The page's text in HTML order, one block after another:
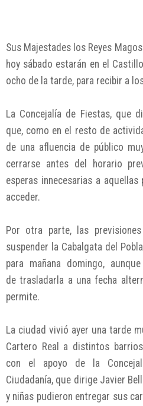
Sus Majestades los Reyes
hoy sábado estarán en el
ocho de la tarde, para recibir a
La Concejalía de Fiestas, que
que, como en el resto de
de una afluencia de público
cerrarse antes del horario
esperas innecesarias a
acceder.
Por otra parte, las
suspender la Cabalgata del
para mañana domingo,
de trasladarla a una fecha
permite.
La ciudad vivió ayer una tarde
Cartero Real a distintos
con el apoyo de la
Ciudadanía, que dirige Javier
y niñas pudieron entregar sus